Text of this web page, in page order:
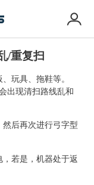
/重复扫
玩具、拖鞋等。
出现清扫路线乱和
后再次进行弓字型
若是，机器处于返